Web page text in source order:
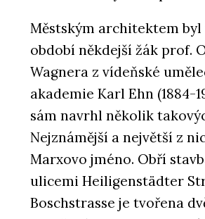
Městským architektem
období někdejší žák prof.
Wagnera z vídeňské
akademie Karl Ehn (1884-
sám navrhl několik
Nejznámější a největší z
Marxovo jméno. Obří
ulicemi Heiligenstädter
Boschstrasse je tvořena